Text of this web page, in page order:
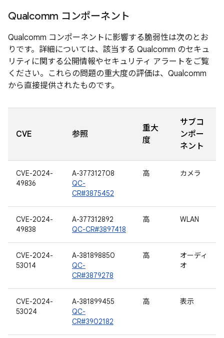
Qualcomm コンポーネント
Qualcomm コンポーネントに影響する脆弱性は次のとお
りです。詳細については、該当する Qualcomm のセキュ
リティに関する公開情報やセキュリティ アラートをご覧
ください。これらの問題の重大度の評価は、Qualcomm
から直接提供されたものです。
CVE 参照
重大
度
サブコ
ンポー
ネント
CVE-2024-
49836
A-377312708
QC-
CR#3875452
高 カメラ
CVE-2024-
49838
A-377312892
QC-CR#3897418
高 WLAN
CVE-2024-
53014
A-381898850
QC-
CR#3879278
高
オーディ
オ
CVE-2024-
53024
A-381899455
QC-
CR#3902182
高 表示